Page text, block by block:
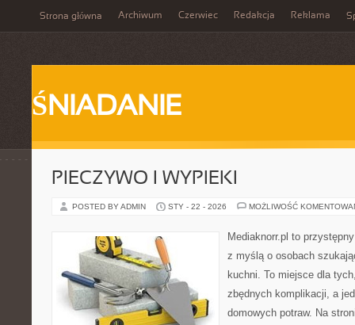
Strona główna Archiwum Czerwiec Redakcja Reklama
ŚNIADANIE
PIECZYWO I WYPIEKI
POSTED BY ADMIN STY - 22 - 2026 MOŻLIWOŚĆ
Mediaknorr.pl to
z myślą o osobach
kuchni. To miejsce dla
zbędnych komplikacji, a
domowych potraw. Na